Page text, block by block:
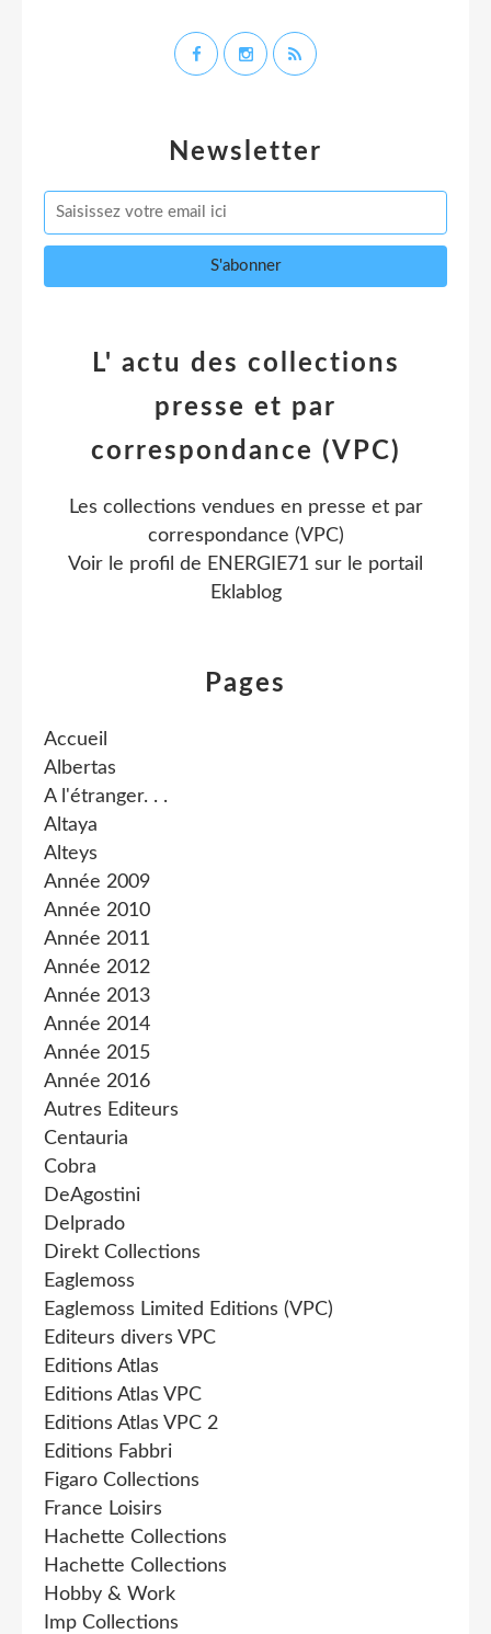
Newsletter
Pages
Accueil
Albertas
A l'étranger. . .
Altaya
Alteys
Année 2009
Année 2010
Année 2011
Année 2012
Année 2013
Année 2014
Année 2015
Année 2016
Autres Editeurs
Centauria
Cobra
DeAgostini
Delprado
Direkt Collections
Eaglemoss
Eaglemoss Limited Editions (VPC)
Editeurs divers VPC
Editions Atlas
Editions Atlas VPC
Editions Atlas VPC 2
Editions Fabbri
Figaro Collections
France Loisirs
Hachette Collections
Hachette Collections
Hobby & Work
Imp Collections
L' actu des collections
presse et par
correspondance (VPC)
Les collections vendues en presse et par
correspondance (VPC)
Voir le profil de ENERGIE71 sur le portail
Eklablog